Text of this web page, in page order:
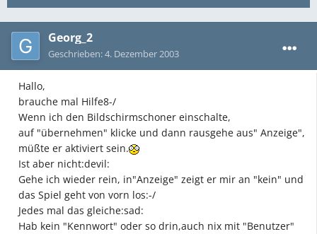
Georg_2
Geschrieben:4. Dezember 2003
Hallo,
brauche mal Hilfe8-/
Wenn ich den Bildschirmschoner einschalte,
auf "übernehmen" klicke und dann rausgehe aus" Anzeige",
müßte er aktiviert sein.
Ist aber nicht:devil:
Gehe ich wieder rein, in"Anzeige" zeigt er mir an "kein" und
das Spiel geht von vorn los:-/
Jedes mal das gleiche:sad:
Hab kein "Kennwort" oder so drin,auch nix mit "Benutzer"